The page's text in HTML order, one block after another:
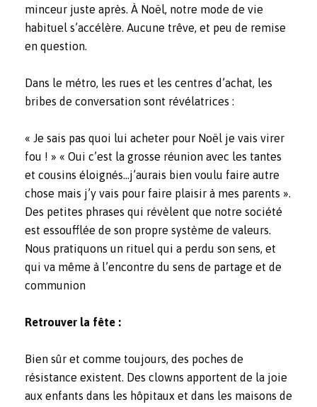
minceur juste après. À Noël, notre mode de vie
habituel s’accélère. Aucune trêve, et peu de remise
en question.
Dans le métro, les rues et les centres d’achat, les
bribes de conversation sont révélatrices :
« Je sais pas quoi lui acheter pour Noël je vais virer
fou ! » « Oui c’est la grosse réunion avec les tantes
et cousins éloignés…j’aurais bien voulu faire autre
chose mais j’y vais pour faire plaisir à mes parents ».
Des petites phrases qui révèlent que notre société
est essoufflée de son propre système de valeurs.
Nous pratiquons un rituel qui a perdu son sens, et
qui va même à l’encontre du sens de partage et de
communion
Retrouver la fête :
Bien sûr et comme toujours, des poches de
résistance existent. Des clowns apportent de la joie
aux enfants dans les hôpitaux et dans les maisons de